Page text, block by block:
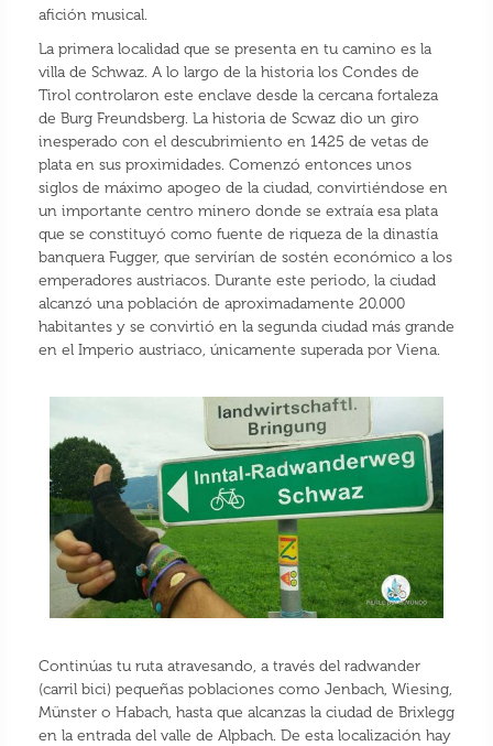
afición musical.
La primera localidad que se presenta en tu camino es la
villa de Schwaz. A lo largo de la historia los Condes de
Tirol controlaron este enclave desde la cercana fortaleza
de Burg Freundsberg. La historia de Scwaz dio un giro
inesperado con el descubrimiento en 1425 de vetas de
plata en sus proximidades. Comenzó entonces unos
siglos de máximo apogeo de la ciudad, convirtiéndose en
un importante centro minero donde se extraía esa plata
que se constituyó como fuente de riqueza de la dinastía
banquera Fugger, que servirían de sostén económico a los
emperadores austriacos. Durante este periodo, la ciudad
alcanzó una población de aproximadamente 20.000
habitantes y se convirtió en la segunda ciudad más grande
en el Imperio austriaco, únicamente superada por Viena.
Continúas tu ruta atravesando, a través del radwander
(carril bici) pequeñas poblaciones como Jenbach, Wiesing,
Münster o Habach, hasta que alcanzas la ciudad de Brixlegg
en la entrada del valle de Alpbach. De esta localización hay